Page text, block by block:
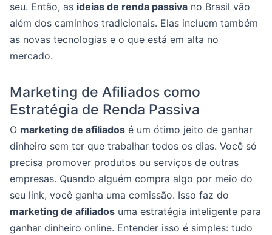
seu. Então, as ideias de renda passiva no Brasil vão
além dos caminhos tradicionais. Elas incluem também
as novas tecnologias e o que está em alta no
mercado.
Marketing de Afiliados como
Estratégia de Renda Passiva
O marketing de afiliados é um ótimo jeito de ganhar
dinheiro sem ter que trabalhar todos os dias. Você só
precisa promover produtos ou serviços de outras
empresas. Quando alguém compra algo por meio do
seu link, você ganha uma comissão. Isso faz do
marketing de afiliados uma estratégia inteligente para
ganhar dinheiro online. Entender isso é simples: tudo